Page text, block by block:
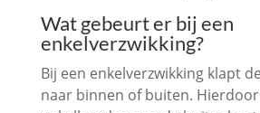
Wat gebeurt er bij een
enkelverzwikking?
Bij een enkelverzwikking klapt
naar binnen of buiten.